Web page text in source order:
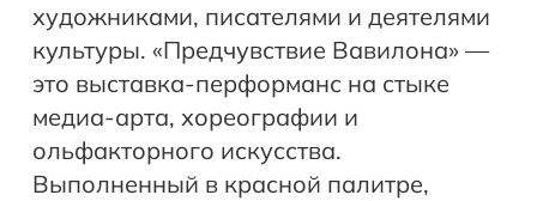
художниками, писателями и деятелями
культуры. «Предчувствие Вавилона» —
это выставка-перформанс на стыке
медиа-арта, хореографии и
ольфакторного искусства.
Выполненный в красной палитре,